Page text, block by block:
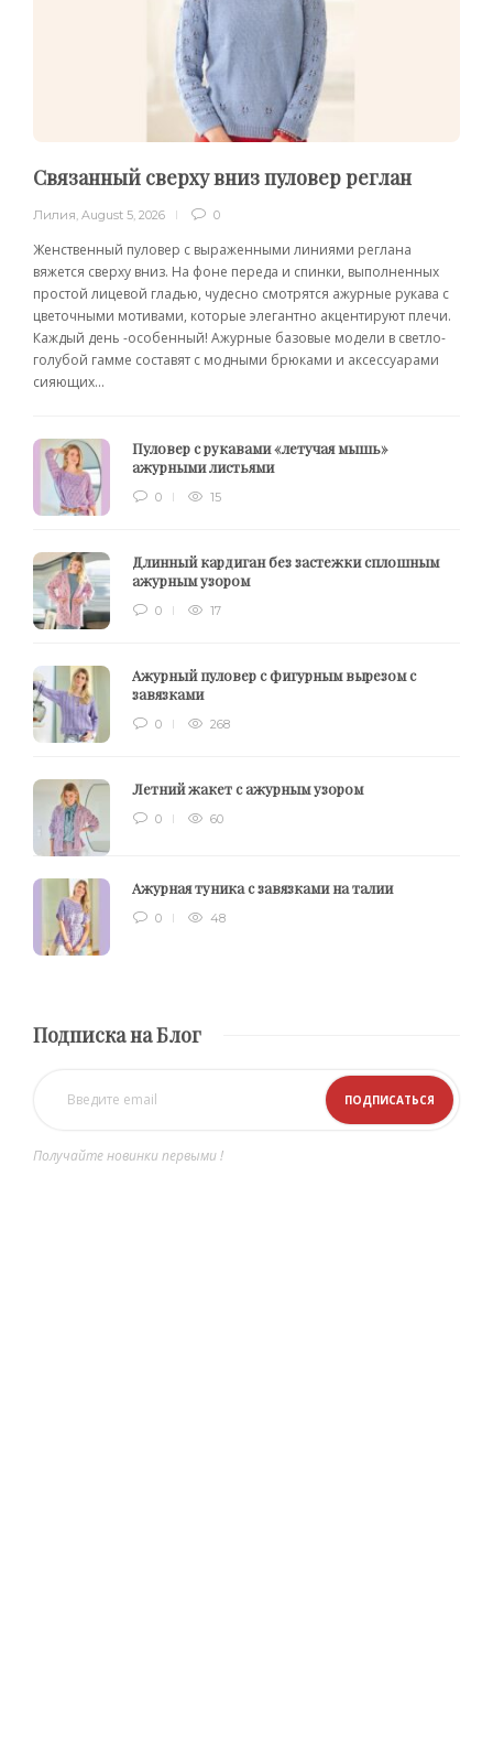
Связанный сверху вниз пуловер реглан
Лилия August 5, 2026 0
Женственный пуловер с выраженными линиями реглана
вяжется сверху вниз. На фоне переда и спинки, выполненных
простой лицевой гладью, чудесно смотрятся ажурные рукава с
цветочными мотивами, которые элегантно акцентируют плечи.
Каждый день -особенный! Ажурные базовые модели в светло-
голубой гамме составят с модными брюками и аксессуарами
сияющих...
Пуловер с рукавами «летучая мышь»
ажурными листьями
0 15
Длинный кардиган без застежки сплошным
ажурным узором
0 17
Ажурный пуловер с фигурным вырезом с
завязками
0 268
Летний жакет с ажурным узором
0 60
Ажурная туника с завязками на талии
0 48
Подписка на Блог
Получайте новинки первыми !